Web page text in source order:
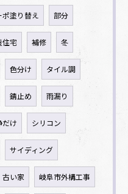
塗り替え 部分
住宅 補修 冬
色分け タイル調
錆止め 雨漏り
だけ シリコン
サイディング
古い家 岐阜市外構工事